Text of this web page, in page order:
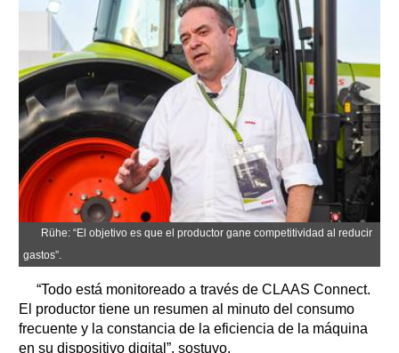
Rühe: “El objetivo es que el productor gane competitividad al reducir
gastos”.
“Todo está monitoreado a través de CLAAS Connect.
El productor tiene un resumen al minuto del consumo
frecuente y la constancia de la eficiencia de la máquina
en su dispositivo digital”, sostuvo.